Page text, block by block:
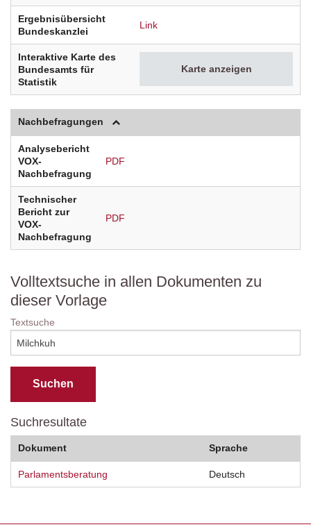
Ergebnisübersicht
Bundeskanzlei
Link
Interaktive Karte des
Bundesamts für
Statistik
Karte anzeigen
Nachbefragungen
Analysebericht
VOX-
Nachbefragung
PDF
Technischer
Bericht zur
VOX-
Nachbefragung
PDF
Volltextsuche in allen Dokumenten zu
dieser Vorlage
Textsuche
Suchresultate
Dokument Sprache
Parlamentsberatung Deutsch